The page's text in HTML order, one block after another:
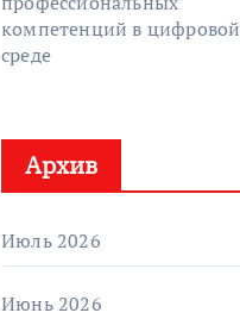
компетенций в цифровой
среде
Архив
Июль 2026
Июнь 2026